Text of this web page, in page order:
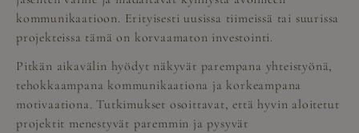
kommunikaatioon. Erityisesti uusissa tiimeissä tai suurissa
projekteissa tämä on korvaamaton investointi.
Pitkän aikavälin hyödyt näkyvät parempana yhteistyönä,
tehokkaampana kommunikaationa ja korkeampana
motivaationa. Tutkimukset osoittavat, että hyvin aloitetut
projektit menestyvät paremmin ja pysyvät